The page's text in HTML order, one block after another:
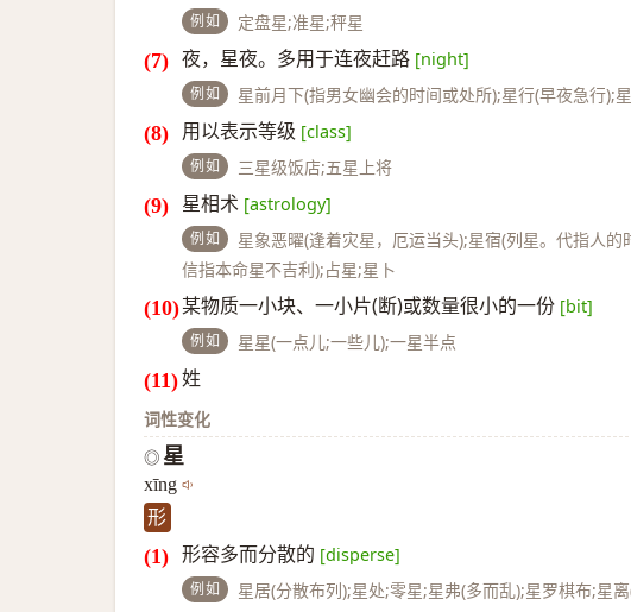
例如 定盘星;准星;秤星
夜，星夜。多用于连夜赶路 [night]
例如 星前月下(指男女幽会的时间或处所);星行(早夜急行);
用以表示等级 [class]
例如 三星级饭店;五星上将
星相术 [astrology]
例如
星象恶曜(逢着灾星，厄运当头);星宿(列星。代指人
信指本命星不吉利);占星;星卜
某物质一小块、一小片(断)或数量很小的一份 [bit]
例如 星星(一点儿;一些儿);一星半点
姓
词性变化
◎ 星
xīng
形
形容多而分散的 [disperse]
例如 星居(分散布列);星处;零星;星弗(多而乱);星罗棋布;星